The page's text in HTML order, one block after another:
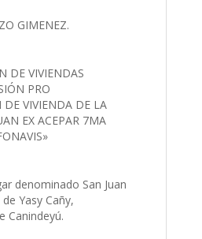
GIMENEZ.
DE VIVIENDAS
PRO
DE VIVIENDA DE LA
EX ACEPAR 7MA
denominado San Juan
Yasy Cañy,
Canindeyú.